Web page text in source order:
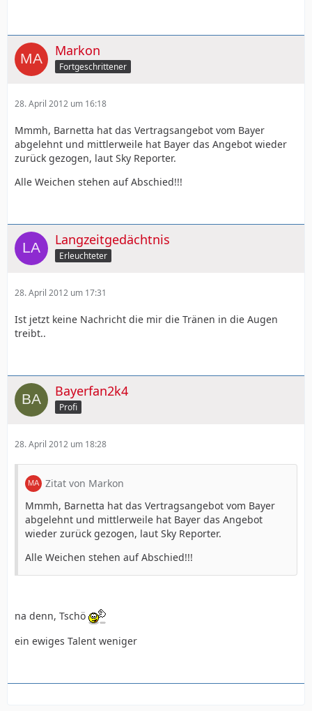
Markon
Fortgeschrittener
28. April 2012 um 16:18
Mmmh, Barnetta hat das Vertragsangebot vom Bayer
abgelehnt und mittlerweile hat Bayer das Angebot wieder
zurück gezogen, laut Sky Reporter.
Alle Weichen stehen auf Abschied!!!
Langzeitgedächtnis
Erleuchteter
28. April 2012 um 17:31
Ist jetzt keine Nachricht die mir die Tränen in die Augen
treibt..
Bayerfan2k4
Profi
28. April 2012 um 18:28
Zitat von Markon
Mmmh, Barnetta hat das Vertragsangebot vom Bayer
abgelehnt und mittlerweile hat Bayer das Angebot
wieder zurück gezogen, laut Sky Reporter.
Alle Weichen stehen auf Abschied!!!
na denn, Tschö
ein ewiges Talent weniger